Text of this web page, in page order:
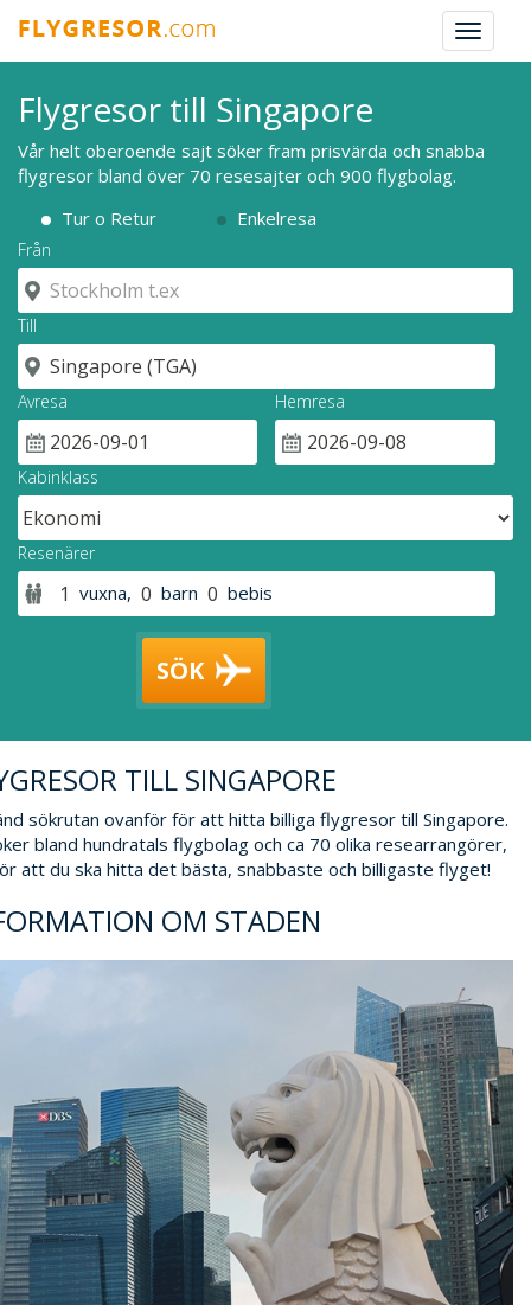
Toggle
Flygresor till Singapore
Vår helt oberoende sajt söker fram prisvärda och snabba
flygresor bland över 70 resesajter och 900 flygbolag.
Tur o Retur
Enkelresa
Från
Till
Avresa Hemresa
Kabinklass
Resenärer
vuxna, barn bebis
SÖK
TILL SINGAPORE
sökrutan ovanför för att hitta billiga flygresor till Singapore.
bland hundratals flygbolag och ca 70 olika researrangörer,
att du ska hitta det bästa, snabbaste och billigaste flyget!
OM STADEN